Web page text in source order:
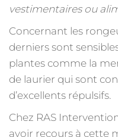
vestimentaires ou
Concernant les
derniers sont
plantes comme la
de laurier qui sont
d’excellents répulsifs.
Chez RAS
avoir recours à cette